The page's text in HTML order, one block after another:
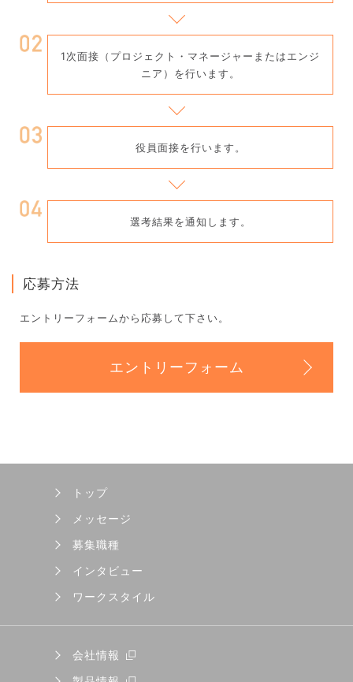
1次面接（プロジェクト・マネージャーまたはエンジ
ニア）を行います。
役員面接を行います。
選考結果を通知します。
応募方法
エントリーフォームから応募して下さい。
エントリーフォーム
トップ
メッセージ
募集職種
インタビュー
ワークスタイル
会社情報